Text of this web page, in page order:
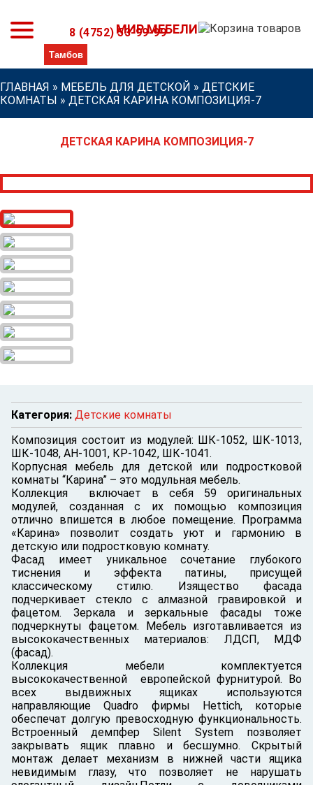
МИР МЕБЕЛИ
8 (4752) 53-99-99
ГЛАВНАЯ » МЕБЕЛЬ ДЛЯ ДЕТСКОЙ » ДЕТСКИЕ
КОМНАТЫ » ДЕТСКАЯ КАРИНА КОМПОЗИЦИЯ-7
ДЕТСКАЯ КАРИНА КОМПОЗИЦИЯ-7
Категория: Детские комнаты
Композиция состоит из модулей: ШК-1052, ШК-1013,
ШК-1048, АН-1001, КР-1042, ШК-1041.
Корпусная мебель для детской или подростковой
комнаты “Карина” – это модульная мебель.
Коллекция включает в себя 59 оригинальных
модулей, созданная с их помощью композиция
отлично впишется в любое помещение. Программа
«Карина» позволит создать уют и гармонию в
детскую или подростковую комнату.
Фасад имеет уникальное сочетание глубокого
тиснения и эффекта патины, присущей
классическому стилю. Изящество фасада
подчеркивает стекло с алмазной гравировкой и
фацетом. Зеркала и зеркальные фасады тоже
подчеркнуты фацетом. Мебель изготавливается из
высококачественных материалов: ЛДСП, МДФ
(фасад).
Коллекция мебели комплектуется
высококачественной европейской фурнитурой. Во
всех выдвижных ящиках используются
направляющие Quadro фирмы Hettich, которые
обеспечат долгую превосходную функциональность.
Встроенный демпфер Silent System позволяет
закрывать ящик плавно и бесшумно. Скрытый
монтаж делает механизм в нижней части ящика
невидимым глазу, что позволяет не нарушать